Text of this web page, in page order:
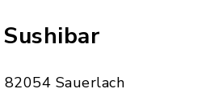
Sauerlach